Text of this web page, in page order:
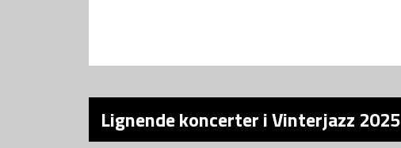
Lignende koncerter i Vinterjazz 2025